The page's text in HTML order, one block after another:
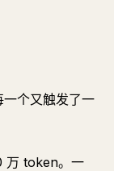
个又触发了一
万 token。一